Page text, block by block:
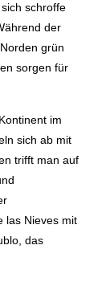
schroffe
der
grün
sorgen für
im
sich ab mit
trifft man auf
las Nieves mit
das